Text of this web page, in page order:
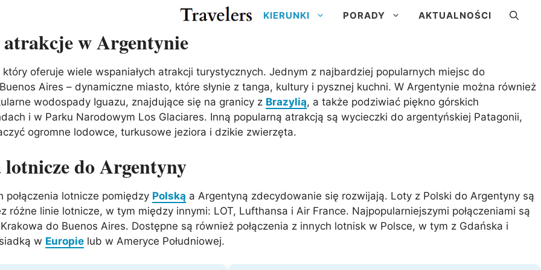
KIERUNKI
RPA
Zanzibar
Przylądka
Gwatemala Kanada
Kuba
Meksyk
USA
Kostaryka
Kolumbia
Peru
Urugwaj
Wenezuela
Cypr
Egipt
Izrael
Japonia
Katar
Malezja
Pakistan
Rosja
ZEA
PORADY AKTUALNOŚCI
w Argentynie
oferuje wiele wspaniałych atrakcji turystycznych. Jednym z najbardziej popularnych miejsc do
Aires – dynamiczne miasto, które słynie z tanga, kultury i pysznej kuchni. W Argentynie można również
wodospady Iguazu, znajdujące się na granicy z Brazylią, a także podziwiać piękno górskich
i w Parku Narodowym Los Glaciares. Inną popularną atrakcją są wycieczki do argentyńskiej Patagonii,
ogromne lodowce, turkusowe jeziora i dzikie zwierzęta.
lotnicze do Argentyny
połączenia lotnicze pomiędzy Polską a Argentyną zdecydowanie się rozwijają. Loty z Polski do Argentyny są
różne linie lotnicze, w tym między innymi: LOT, Lufthansa i Air France. Najpopularniejszymi połączeniami są
do Buenos Aires. Dostępne są również połączenia z innych lotnisk w Polsce, w tym z Gdańska i
w Europie lub w Ameryce Południowej.